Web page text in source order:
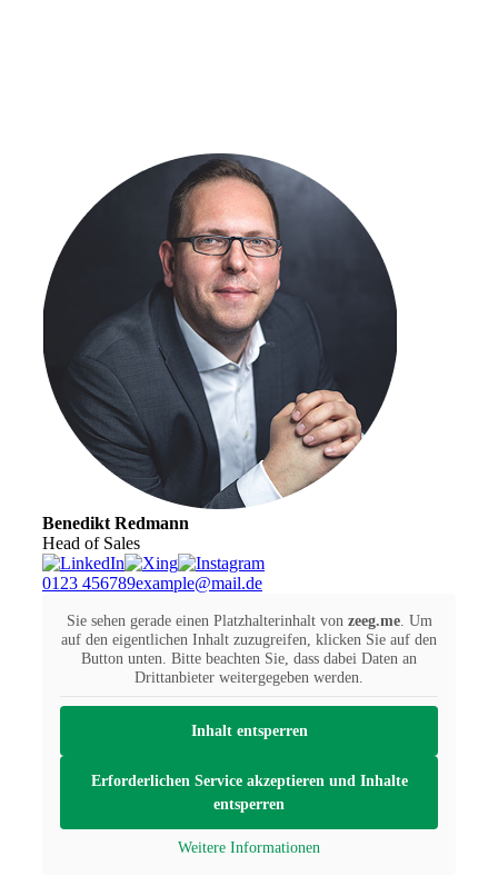
Benedikt Redmann
Head of Sales
0123 456789example@mail.de
Sie sehen gerade einen Platzhalterinhalt von zeeg.me. Um
auf den eigentlichen Inhalt zuzugreifen, klicken Sie auf den
Button unten. Bitte beachten Sie, dass dabei Daten an
Drittanbieter weitergegeben werden.
Inhalt entsperren
Erforderlichen Service akzeptieren und Inhalte
entsperren
Weitere Informationen